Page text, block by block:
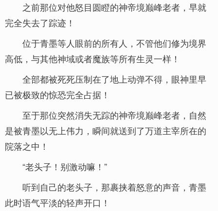
之前那位对他怒目圆瞪的神帝境巅峰老者，早就
完全失去了踪迹！
位于青墨等人眼前的所有人，不管他们修为境界
高低，与其他神域或者魔族等所有生灵一样！
全部都被死死压制在了地上动弹不得，眼神里早
已被极致的惊恐完全占据！
至于那位突然消失无踪的神帝境巅峰老者，自然
是被青墨以无上伟力，瞬间就送到了万道主宰所在的
院落之中！
“老头子！别激动嘛！”
听到自己的老头子，那裹挟着怒意的声音，青墨
此时语气平淡的轻声开口！